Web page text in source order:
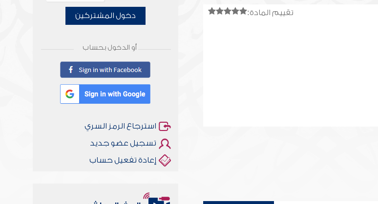
تقييم المادة: دخول المشتركين
أو الدخول بحساب
استرجاع الرمز السري
تسجيل عضو جديد
إعادة تفعيل حساب